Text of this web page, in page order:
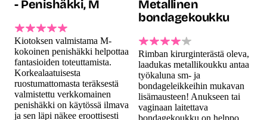
- Penishäkki, M
Kiotoksen valmistama M-
kokoinen penishäkki helpottaa
fantasioiden toteuttamista.
Korkealaatuisesta
ruostumattomasta teräksestä
valmistettu verkkomainen
penishäkki on käytössä ilmava
ja sen läpi näkee eroottisesti
Metallinen
bondagekoukku
Rimban kirurginterästä oleva,
laadukas metallikoukku antaa
työkaluna sm- ja
bondageleikkeihin mukavan
lisämausteen! Anukseen tai
vaginaan laitettava
bondagekoukku on helppo